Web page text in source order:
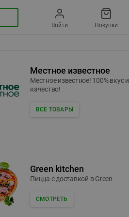
Войти Покупки
Местное известное
Местное известное! 100% вкус и
качество!
ВСЕ ТОВАРЫ
Green kitchen
Пицца c доставкой в Green
СМОТРЕТЬ